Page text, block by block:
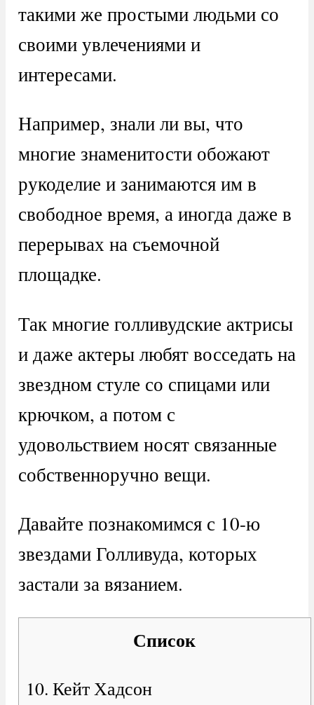
такими же простыми людьми со
своими увлечениями и
интересами.
Например, знали ли вы, что
многие знаменитости обожают
рукоделие и занимаются им в
свободное время, а иногда даже в
перерывах на съемочной
площадке.
Так многие голливудские актрисы
и даже актеры любят восседать на
звездном стуле со спицами или
крючком, а потом с
удовольствием носят связанные
собственноручно вещи.
Давайте познакомимся с 10-ю
звездами Голливуда, которых
застали за вязанием.
Список
10. Кейт Хадсон